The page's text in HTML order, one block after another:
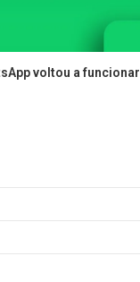
voltou a funcionar